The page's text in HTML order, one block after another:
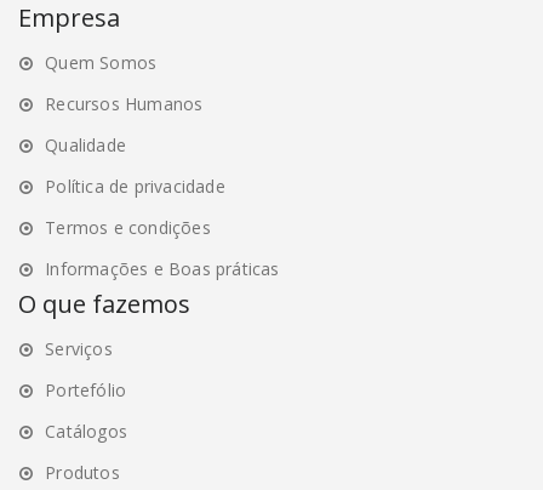
product
page
Empresa
Quem Somos
Recursos Humanos
Qualidade
Política de privacidade
Termos e condições
Informações e Boas práticas
O que fazemos
Serviços
Portefólio
Catálogos
Produtos